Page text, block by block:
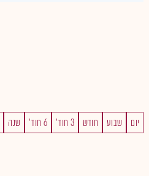
יום שבוע חודש 3 חוד' 6 חוד' שנה